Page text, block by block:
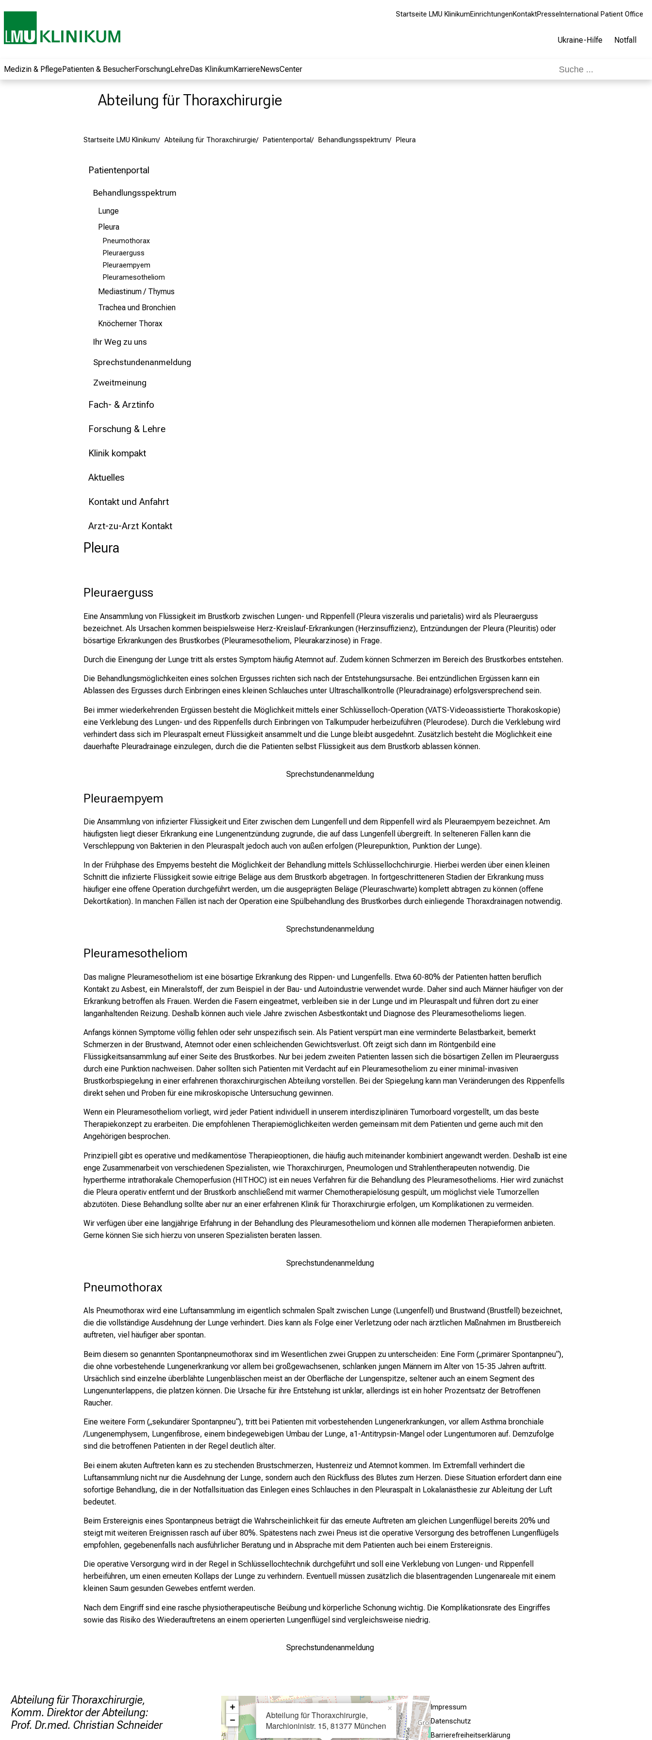
Startseite LMU KlinikumEinrichtungenKontaktPresse International Patient Office
Ukraine-Hilfe Notfall
Medizin & PflegePatienten & BesucherForschungLehreDas KlinikumKarriereNewsCenter
Abteilung für Thoraxchirurgie
Startseite LMU Klinikum Abteilung für Thoraxchirurgie Patientenportal Behandlungsspektrum Pleura
Patientenportal
Behandlungsspektrum
Lunge
Pleura
Pneumothorax
Pleuraerguss
Pleuraempyem
Pleuramesotheliom
Mediastinum / Thymus
Trachea und Bronchien
Knöcherner Thorax
Ihr Weg zu uns
Sprechstundenanmeldung
Zweitmeinung
Fach- & Arztinfo
Forschung & Lehre
Klinik kompakt
Aktuelles
Kontakt und Anfahrt
Arzt-zu-Arzt Kontakt
Pleura
Pleuraerguss
Eine Ansammlung von Flüssigkeit im Brustkorb zwischen Lungen- und Rippenfell (Pleura viszeralis und parietalis) wird als Pleuraerguss
bezeichnet. Als Ursachen kommen beispielsweise Herz-Kreislauf-Erkrankungen (Herzinsuffizienz), Entzündungen der Pleura (Pleuritis) oder
bösartige Erkrankungen des Brustkorbes (Pleuramesotheliom, Pleurakarzinose) in Frage.
Durch die Einengung der Lunge tritt als erstes Symptom häufig Atemnot auf. Zudem können Schmerzen im Bereich des Brustkorbes entstehen.
Die Behandlungsmöglichkeiten eines solchen Ergusses richten sich nach der Entstehungsursache. Bei entzündlichen Ergüssen kann ein
Ablassen des Ergusses durch Einbringen eines kleinen Schlauches unter Ultraschallkontrolle (Pleuradrainage) erfolgsversprechend sein.
Bei immer wiederkehrenden Ergüssen besteht die Möglichkeit mittels einer Schlüsselloch-Operation (VATS-Videoassistierte Thorakoskopie)
eine Verklebung des Lungen- und des Rippenfells durch Einbringen von Talkumpuder herbeizuführen (Pleurodese). Durch die Verklebung wird
verhindert dass sich im Pleuraspalt erneut Flüssigkeit ansammelt und die Lunge bleibt ausgedehnt. Zusätzlich besteht die Möglichkeit eine
dauerhafte Pleuradrainage einzulegen, durch die die Patienten selbst Flüssigkeit aus dem Brustkorb ablassen können.
Sprechstundenanmeldung
Pleuraempyem
Die Ansammlung von infizierter Flüssigkeit und Eiter zwischen dem Lungenfell und dem Rippenfell wird als Pleuraempyem bezeichnet. Am
häufigsten liegt dieser Erkrankung eine Lungenentzündung zugrunde, die auf dass Lungenfell übergreift. In selteneren Fällen kann die
Verschleppung von Bakterien in den Pleuraspalt jedoch auch von außen erfolgen (Pleurepunktion, Punktion der Lunge).
In der Frühphase des Empyems besteht die Möglichkeit der Behandlung mittels Schlüssellochchirurgie. Hierbei werden über einen kleinen
Schnitt die infizierte Flüssigkeit sowie eitrige Beläge aus dem Brustkorb abgetragen. In fortgeschritteneren Stadien der Erkrankung muss
häufiger eine offene Operation durchgeführt werden, um die ausgeprägten Beläge (Pleuraschwarte) komplett abtragen zu können (offene
Dekortikation). In manchen Fällen ist nach der Operation eine Spülbehandlung des Brustkorbes durch einliegende Thoraxdrainagen notwendig.
Sprechstundenanmeldung
Pleuramesotheliom
Das maligne Pleuramesotheliom ist eine bösartige Erkrankung des Rippen- und Lungenfells. Etwa 60-80% der Patienten hatten beruflich
Kontakt zu Asbest, ein Mineralstoff, der zum Beispiel in der Bau- und Autoindustrie verwendet wurde. Daher sind auch Männer häufiger von der
Erkrankung betroffen als Frauen. Werden die Fasern eingeatmet, verbleiben sie in der Lunge und im Pleuraspalt und führen dort zu einer
langanhaltenden Reizung. Deshalb können auch viele Jahre zwischen Asbestkontakt und Diagnose des Pleuramesothelioms liegen.
Anfangs können Symptome völlig fehlen oder sehr unspezifisch sein. Als Patient verspürt man eine verminderte Belastbarkeit, bemerkt
Schmerzen in der Brustwand, Atemnot oder einen schleichenden Gewichtsverlust. Oft zeigt sich dann im Röntgenbild eine
Flüssigkeitsansammlung auf einer Seite des Brustkorbes. Nur bei jedem zweiten Patienten lassen sich die bösartigen Zellen im Pleuraerguss
durch eine Punktion nachweisen. Daher sollten sich Patienten mit Verdacht auf ein Pleuramesotheliom zu einer minimal-invasiven
Brustkorbspiegelung in einer erfahrenen thoraxchirurgischen Abteilung vorstellen. Bei der Spiegelung kann man Veränderungen des Rippenfells
direkt sehen und Proben für eine mikroskopische Untersuchung gewinnen.
Wenn ein Pleuramesotheliom vorliegt, wird jeder Patient individuell in unserem interdisziplinären Tumorboard vorgestellt, um das beste
Therapiekonzept zu erarbeiten. Die empfohlenen Therapiemöglichkeiten werden gemeinsam mit dem Patienten und gerne auch mit den
Angehörigen besprochen.
Prinzipiell gibt es operative und medikamentöse Therapieoptionen, die häufig auch miteinander kombiniert angewandt werden. Deshalb ist eine
enge Zusammenarbeit von verschiedenen Spezialisten, wie Thoraxchirurgen, Pneumologen und Strahlentherapeuten notwendig. Die
hypertherme intrathorakale Chemoperfusion (HITHOC) ist ein neues Verfahren für die Behandlung des Pleuramesothelioms. Hier wird zunächst
die Pleura operativ entfernt und der Brustkorb anschließend mit warmer Chemotherapielösung gespült, um möglichst viele Tumorzellen
abzutöten. Diese Behandlung sollte aber nur an einer erfahrenen Klinik für Thoraxchirurgie erfolgen, um Komplikationen zu vermeiden.
Wir verfügen über eine langjährige Erfahrung in der Behandlung des Pleuramesotheliom und können alle modernen Therapieformen anbieten.
Gerne können Sie sich hierzu von unseren Spezialisten beraten lassen.
Sprechstundenanmeldung
Pneumothorax
Als Pneumothorax wird eine Luftansammlung im eigentlich schmalen Spalt zwischen Lunge (Lungenfell) und Brustwand (Brustfell) bezeichnet,
die die vollständige Ausdehnung der Lunge verhindert. Dies kann als Folge einer Verletzung oder nach ärztlichen Maßnahmen im Brustbereich
auftreten, viel häufiger aber spontan.
Beim diesem so genannten Spontanpneumothorax sind im Wesentlichen zwei Gruppen zu unterscheiden: Eine Form („primärer Spontanpneu“),
die ohne vorbestehende Lungenerkrankung vor allem bei großgewachsenen, schlanken jungen Männern im Alter von 15-35 Jahren auftritt.
Ursächlich sind einzelne überblähte Lungenbläschen meist an der Oberfläche der Lungenspitze, seltener auch an einem Segment des
Lungenunterlappens, die platzen können. Die Ursache für ihre Entstehung ist unklar, allerdings ist ein hoher Prozentsatz der Betroffenen
Raucher.
Eine weitere Form („sekundärer Spontanpneu“), tritt bei Patienten mit vorbestehenden Lungenerkrankungen, vor allem Asthma bronchiale
/Lungenemphysem, Lungenfibrose, einem bindegewebigen Umbau der Lunge, a1-Antitrypsin-Mangel oder Lungentumoren auf. Demzufolge
sind die betroffenen Patienten in der Regel deutlich älter.
Bei einem akuten Auftreten kann es zu stechenden Brustschmerzen, Hustenreiz und Atemnot kommen. Im Extremfall verhindert die
Luftansammlung nicht nur die Ausdehnung der Lunge, sondern auch den Rückfluss des Blutes zum Herzen. Diese Situation erfordert dann eine
sofortige Behandlung, die in der Notfallsituation das Einlegen eines Schlauches in den Pleuraspalt in Lokalanästhesie zur Ableitung der Luft
bedeutet.
Beim Erstereignis eines Spontanpneus beträgt die Wahrscheinlichkeit für das erneute Auftreten am gleichen Lungenflügel bereits 20% und
steigt mit weiteren Ereignissen rasch auf über 80%. Spätestens nach zwei Pneus ist die operative Versorgung des betroffenen Lungenflügels
empfohlen, gegebenenfalls nach ausführlicher Beratung und in Absprache mit dem Patienten auch bei einem Erstereignis.
Die operative Versorgung wird in der Regel in Schlüssellochtechnik durchgeführt und soll eine Verklebung von Lungen- und Rippenfell
herbeiführen, um einen erneuten Kollaps der Lunge zu verhindern. Eventuell müssen zusätzlich die blasentragenden Lungenareale mit einem
kleinen Saum gesunden Gewebes entfernt werden.
Nach dem Eingriff sind eine rasche physiotherapeutische Beübung und körperliche Schonung wichtig. Die Komplikationsrate des Eingriffes
sowie das Risiko des Wiederauftretens an einem operierten Lungenflügel sind vergleichsweise niedrig.
Sprechstundenanmeldung
Informationen zu
Jobs, Ausbildungen
Weiterbildungen.
Kommen Sie
begeistern – ganz
ohne Anmeldung.
Abteilung für Thoraxchirurgie,
Komm. Direktor der Abteilung:
Prof. Dr.med. Christian Schneider
Abteilung für Thoraxchirurgie,
Marchioninistr. 15, 81377 München
×
+
−
Impressum
Datenschutz
Barrierefreiheitserklärung